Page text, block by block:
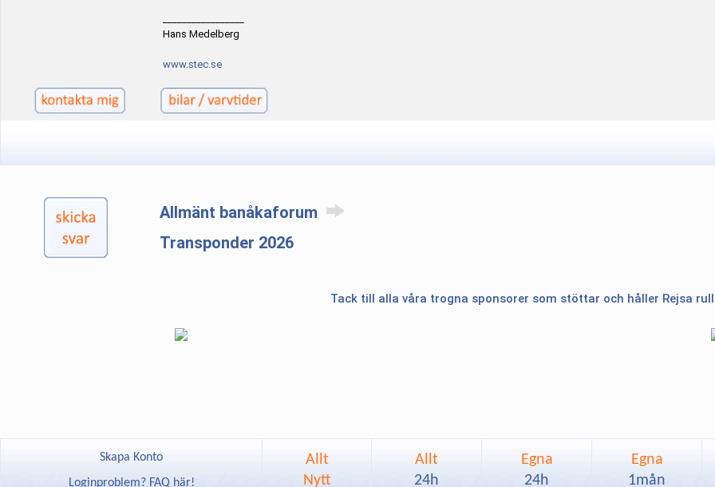
Hans Medelberg
www.stec.se
Allmänt banåkaforum
Transponder 2026
Tack till alla våra trogna sponsorer som stöttar och håller Rejsa
Skapa Konto
Loginproblem? FAQ här!
Allt
Nytt
Allt
24h
Egna
24h
Egna
1mån